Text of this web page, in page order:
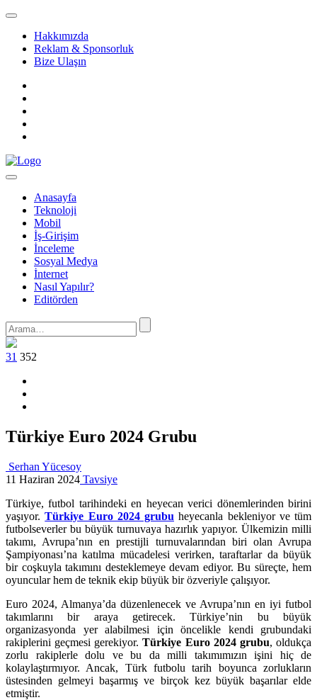
Hakkımızda
Reklam & Sponsorluk
Bize Ulaşın
Anasayfa
Teknoloji
Mobil
İş-Girişim
İnceleme
Sosyal Medya
İnternet
Nasıl Yapılır?
Editörden
31 352
Türkiye Euro 2024 Grubu
Serhan Yücesoy
11 Haziran 2024 Tavsiye
Türkiye, futbol tarihindeki en heyecan verici dönemlerinden birini
yaşıyor.Türkiye Euro 2024 grubu heyecanla bekleniyor ve tüm
futbolseverler bu büyük turnuvaya hazırlık yapıyor. Ülkemizin milli
takımı, Avrupa’nın en prestijli turnuvalarından biri olan Avrupa
Şampiyonası’na katılma mücadelesi verirken, taraftarlar da büyük
bir coşkuyla takımını desteklemeye devam ediyor. Bu süreçte, hem
oyuncular hem de teknik ekip büyük bir özveriyle çalışıyor.
Euro 2024, Almanya’da düzenlenecek ve Avrupa’nın en iyi futbol
takımlarını bir araya getirecek. Türkiye’nin bu büyük
organizasyonda yer alabilmesi için öncelikle kendi grubundaki
rakiplerini geçmesi gerekiyor.Türkiye Euro 2024 grubu, oldukça
zorlu rakiplerle dolu ve bu da milli takımımızın işini hiç de
kolaylaştırmıyor. Ancak, Türk futbolu tarih boyunca zorlukların
üstesinden gelmeyi başarmış ve birçok kez büyük başarılar elde
etmiştir.